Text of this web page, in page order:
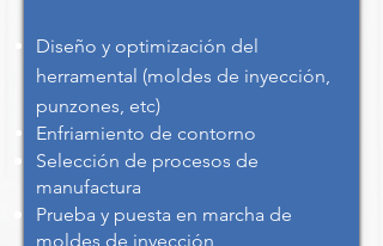
Diseño y optimización del
herramental (moldes de inyección,
punzones, etc)
Enfriamiento de contorno
Selección de procesos de
manufactura
Prueba y puesta en marcha de
moldes de inyección